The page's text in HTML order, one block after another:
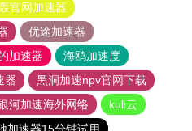
官网加速器
优途加速器
加速器
海鸥加速度
器
黑洞加速npv官网下载
河加速海外网络
kuli云